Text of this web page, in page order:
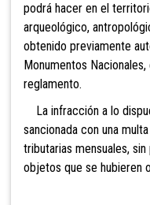
podrá hacer en el
arqueológico,
obtenido previamente
Monumentos
reglamento.
La infracción a lo
sancionada con una
tributarias mensuales,
objetos que se hubieren